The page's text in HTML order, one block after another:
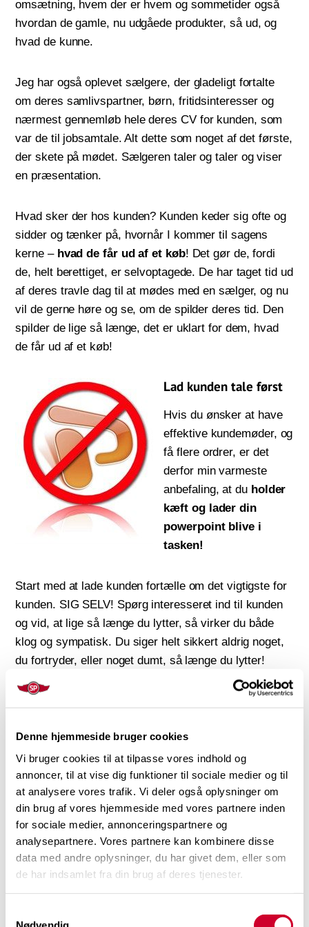
Denne hjemmeside bruger cookies
Vi bruger cookies til at tilpasse vores indhold og
annoncer, til at vise dig funktioner til sociale medier og til
at analysere vores trafik. Vi deler også oplysninger om
din brug af vores hjemmeside med vores partnere inden
for sociale medier, annonceringspartnere og
analysepartnere. Vores partnere kan kombinere disse
data med andre oplysninger, du har givet dem, eller som
de har indsamlet fra din brug af deres tjenester.
omsætning, hvem der er hvem og sommetider også
hvordan de gamle, nu udgåede produkter, så ud, og
hvad de kunne.
Jeg har også oplevet sælgere, der gladeligt fortalte
om deres samlivspartner, børn, fritidsinteresser og
nærmest gennemløb hele deres CV for kunden, som
var de til jobsamtale. Alt dette som noget af det første,
der skete på mødet. Sælgeren taler og taler og viser
en præsentation.
Hvad sker der hos kunden? Kunden keder sig ofte og
sidder og tænker på, hvornår I kommer til sagens
kerne – hvad de får ud af et køb! Det gør de, fordi
de, helt berettiget, er selvoptagede. De har taget tid ud
af deres travle dag til at mødes med en sælger, og nu
vil de gerne høre og se, om de spilder deres tid. Den
spilder de lige så længe, det er uklart for dem, hvad
de får ud af et køb!
Lad kunden tale først
Hvis du ønsker at have
effektive kundemøder, og
få flere ordrer, er det
derfor min varmeste
anbefaling, at du holder
kæft og lader din
powerpoint blive i
tasken!
Start med at lade kunden fortælle om det vigtigste for
kunden. SIG SELV! Spørg interesseret ind til kunden
og vid, at lige så længe du lytter, så virker du både
klog og sympatisk. Du siger helt sikkert aldrig noget,
du fortryder, eller noget dumt, så længe du lytter!
Når jeg argumenterer for denne måde at starte et
de gør det, så taler kunden hele mødet om sig selv, og
de får aldrig lov til at fortælle om produktet. Det ER en
risiko, fordi de fleste kunder elsker at fortælle om sig
selv. Men det er jo GODT, fordi du skaber god
stemning, og kunden oplever, at du faktisk
interesserer dig for dem! Hvis kunden taler meget, og
du kan se, at den afsatte tid bliver knap, så gør det
mest naturlige i situationen, sig “
Det er meget
hvad I får ud af mit produkt, må vi hellere komme i